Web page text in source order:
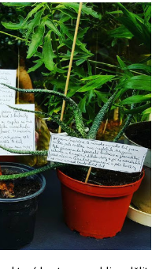
máte, co se jí u vás líbilo a
které mají svůj příběh jsou
jiný vztah!